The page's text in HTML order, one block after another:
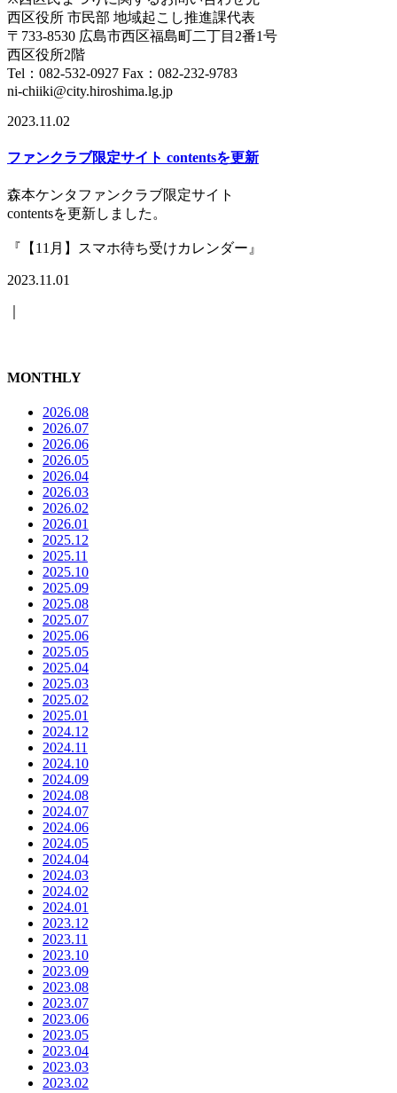
西区役所 市民部 地域起こし推進課代表
〒733-8530 広島市西区福島町二丁目2番1号
西区役所2階
Tel：082-532-0927 Fax：082-232-9783
ni-chiiki@city.hiroshima.lg.jp
2023.11.02
ファンクラブ限定サイト contentsを更新
森本ケンタファンクラブ限定サイト
contentsを更新しました。
『【11月】スマホ待ち受けカレンダー』
2023.11.01
MONTHLY
2026.08
2026.07
2026.06
2026.05
2026.04
2026.03
2026.02
2026.01
2025.12
2025.11
2025.10
2025.09
2025.08
2025.07
2025.06
2025.05
2025.04
2025.03
2025.02
2025.01
2024.12
2024.11
2024.10
2024.09
2024.08
2024.07
2024.06
2024.05
2024.04
2024.03
2024.02
2024.01
2023.12
2023.11
2023.10
2023.09
2023.08
2023.07
2023.06
2023.05
2023.04
2023.03
2023.02